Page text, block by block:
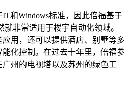
和Windows标准，因此倍福基于
非常适用于楼宇自动化领域。
用，还可以提供酒店、别墅等多
化控制。在过去十年里，倍福参
州的电视塔以及苏州的绿色工